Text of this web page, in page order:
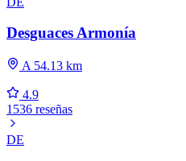
Desguaces Armonía
A 54.13 km
4.9
1536 reseñas
DE